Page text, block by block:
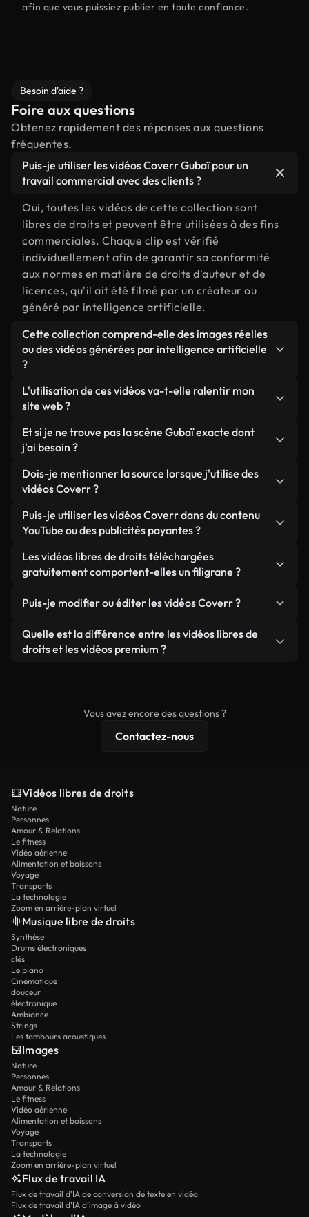
afin que vous puissiez publier en toute confiance.
Besoin d'aide ?
Foire aux questions
Obtenez rapidement des réponses aux questions
fréquentes.
Puis-je utiliser les vidéos Coverr Gubaï pour un
travail commercial avec des clients ?
Oui, toutes les vidéos de cette collection sont
libres de droits et peuvent être utilisées à des fins
commerciales. Chaque clip est vérifié
individuellement afin de garantir sa conformité
aux normes en matière de droits d'auteur et de
licences, qu'il ait été filmé par un créateur ou
généré par intelligence artificielle.
Cette collection comprend-elle des images réelles
ou des vidéos générées par intelligence artificielle
?
Les deux. Il s'agit d'une bibliothèque hybride
composée de véritables images filmées par des
générées par IA. Chaque vidéo est clairement
identifiée afin que vous sachiez toujours ce que
vous utilisez.
L'utilisation de ces vidéos va-t-elle ralentir mon
site web ?
Sauf si vous choisissez nos versions optimisées.
Nous proposons des formats légers, prêts pour le
ils conservent une qualité élevée tout en
minimisant les temps de chargement et en
améliorant des indicateurs comme le LCP.
Et si je ne trouve pas la scène Gubaï exacte dont
j'ai besoin ?
Vous pouvez en créer une instantanément avec
Coverr AI Studio. Il vous suffit de décrire la scène,
Studio générera en quelques secondes une vidéo
personnalisée conforme à nos normes de licence.
Dois-je mentionner la source lorsque j'utilise des
vidéos Coverr ?
Aucune attribution n'est requise. Toutes les vidéos
de notre bibliothèque sont libres de droits et
même si cela est toujours apprécié.
Puis-je utiliser les vidéos Coverr dans du contenu
YouTube ou des publicités payantes ?
Oui. Toutes les séquences vidéo de Coverr peuvent
être utilisées dans des vidéos YouTube monétisées,
publicités clients, à condition de ne pas revendre
que produit autonome.
Les vidéos libres de droits téléchargées
gratuitement comportent-elles un filigrane ?
soient réelles ou générées par IA, ne comporte de
filigrane. Vous obtenez des images nettes et
prêtes à l'emploi.
Puis-je modifier ou éditer les vidéos Coverr ?
Oui. Vous pouvez librement découper, recadrer ou
remixer nos vidéos. Assurez-vous simplement que
Quelle est la différence entre les vidéos libres de
droits et les vidéos premium ?
résolution 4K et des protections de licence
Vous avez encore des questions ?
Contactez-nous
Vidéos libres de droits
Nature
Personnes
Amour & Relations
Le fitness
Vidéo aérienne
Alimentation et boissons
Voyage
Transports
La technologie
Zoom en arrière-plan virtuel
Musique libre de droits
Synthèse
Drums électroniques
clés
Le piano
Cinématique
douceur
électronique
Ambiance
Strings
Les tambours acoustiques
Images
Nature
Personnes
Amour & Relations
Le fitness
Vidéo aérienne
Alimentation et boissons
Voyage
Transports
La technologie
Zoom en arrière-plan virtuel
Flux de travail IA
Flux de travail d’IA de conversion de texte en vidéo
Flux de travail d’IA d’image à vidéo